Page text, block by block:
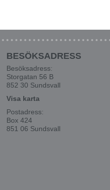
BESÖKSADRESS
Besöksadress:
Storgatan 56 B
852 30 Sundsvall
Visa karta
Postadress:
Box 424
851 06 Sundsvall